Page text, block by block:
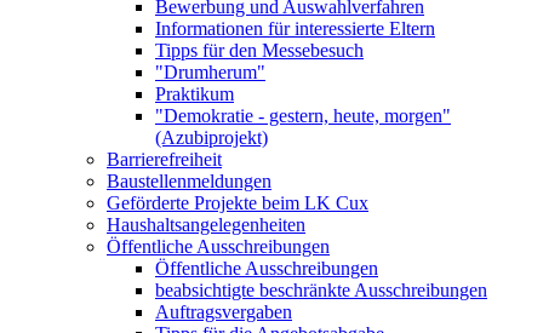
Bewerbung und Auswahlverfahren
Informationen für interessierte Eltern
Tipps für den Messebesuch
"Drumherum"
Praktikum
"Demokratie - gestern, heute, morgen"
(Azubiprojekt)
Barrierefreiheit
Baustellenmeldungen
Geförderte Projekte beim LK Cux
Haushaltsangelegenheiten
Öffentliche Ausschreibungen
Öffentliche Ausschreibungen
beabsichtigte beschränkte Ausschreibungen
Auftragsvergaben